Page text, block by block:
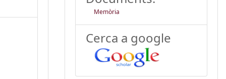
Memòria
Cerca a google